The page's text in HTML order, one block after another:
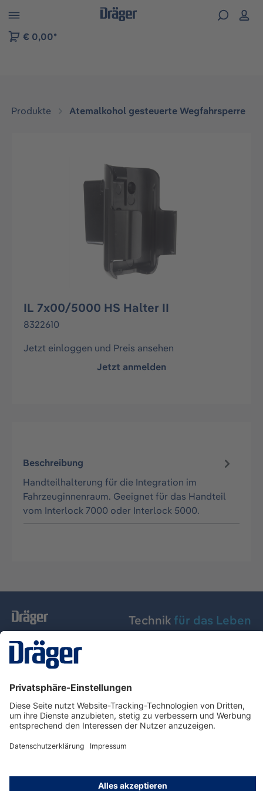
der B2B-Plattform springen
€ 0,00*
Produkte Atemalkohol gesteuerte Wegfahrsperre
Bildergalerie überspringen
IL 7x00/5000 HS Halter II
8322610
Jetzt einloggen und Preis ansehen
Jetzt anmelden
Beschreibung
Handteilhalterung für die Integration im
Fahrzeuginnenraum. Geeignet für das Handteil
vom Interlock 7000 oder Interlock 5000.
Technik für das Leben
Dräger Austria GmbH
Über Dräger
Informationen
© Dräger Austria GmbH, 2024